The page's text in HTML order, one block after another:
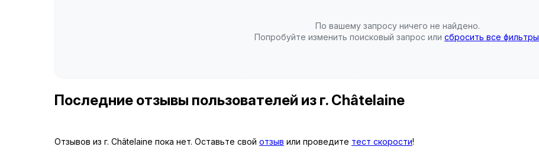
По вашему запросу ничего не найдено.
Попробуйте изменить поисковый запрос или сбросить все фильтры
Последние отзывы пользователей из г. Châtelaine
Отзывов из г. Châtelaine пока нет. Оставьте свой отзыв или проведите тест скорости!